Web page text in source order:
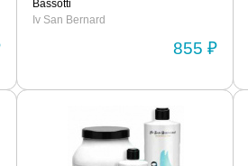
Bassotti
Iv San Bernard
855 ₽